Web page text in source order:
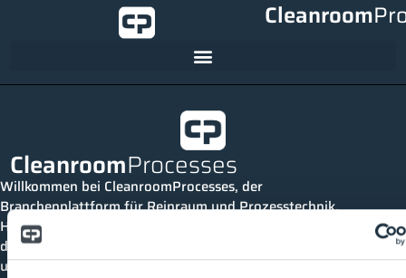
Cleanroom
CleanroomProcesses
Willkommen bei CleanroomProcesses, der
Branchenplattform für Reinraum und Prozesstechnik.
Hier bleibst du immer auf dem neuesten Stand, kannst
dich mit anderen verknüpfen und alle relevanten Themen
und Events der Branche entdecken.